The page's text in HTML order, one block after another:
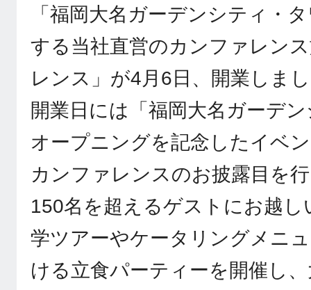
「福岡大名ガーデンシティ・
する当社直営のカンファレン
レンス」が4月6日、開業しま
開業日には「福岡大名ガーデ
オープニングを記念したイベ
カンファレンスのお披露目を
150名を超えるゲストにお越
学ツアーやケータリングメニ
ける立食パーティーを開催し